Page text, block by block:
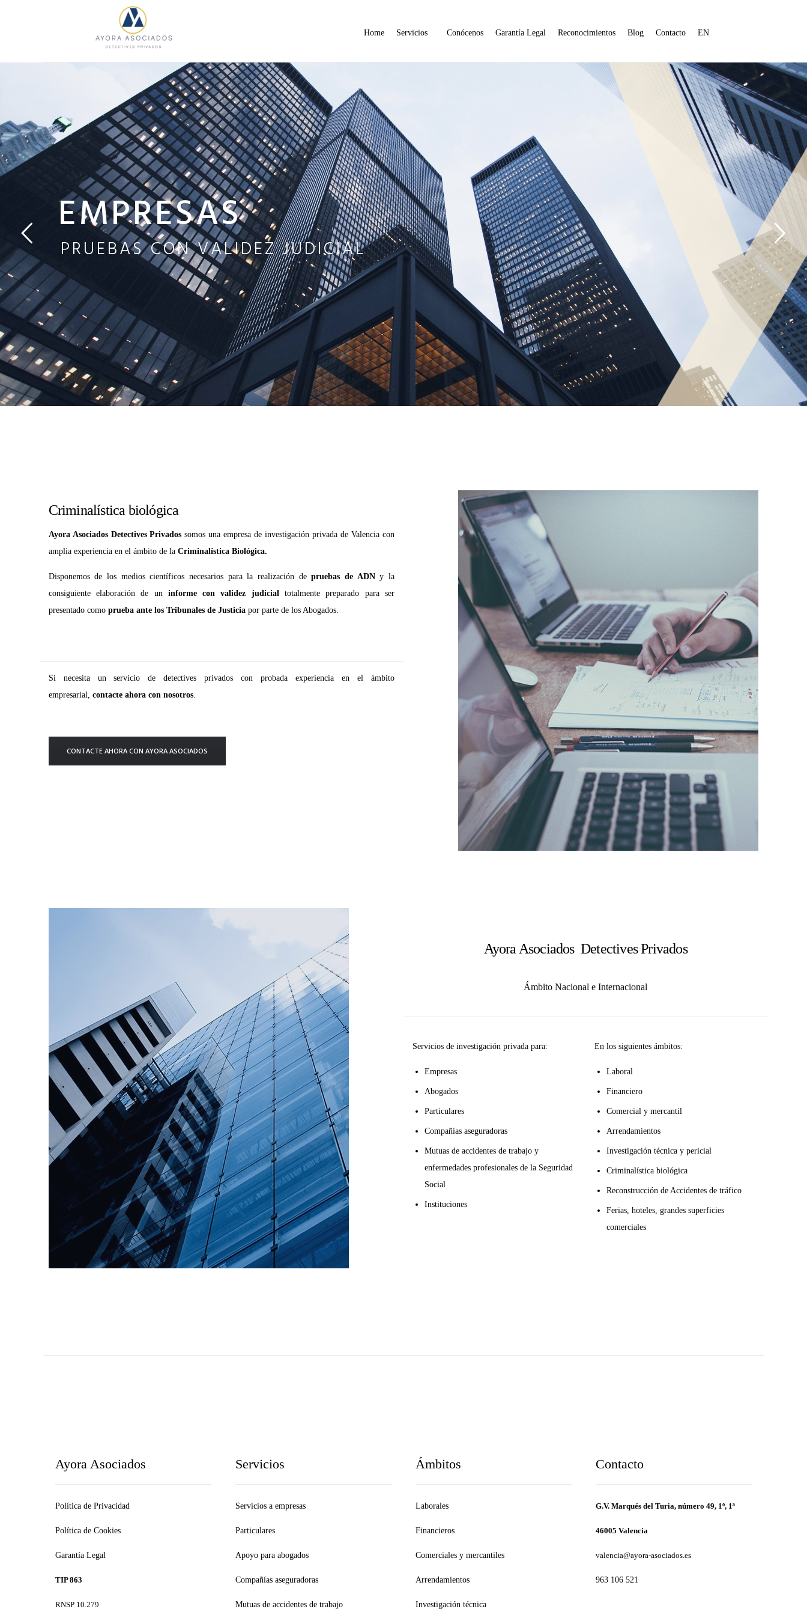
Home Servicios Conócenos Garantía Legal Reconocimientos Blog Contacto EN
EMPRESAS
PRUEBAS CON VALIDEZ JUDICIAL
Criminalística biológica
Ayora Asociados Detectives Privadossomos una empresa de investigación privada de Valencia con
amplia experiencia en el ámbito de laCriminalística Biológica.
Disponemos de los medios científicos necesarios para la realización depruebas de ADNy la
consiguiente elaboración de un informe con validez judicialtotalmente preparado para ser
presentado como prueba ante los Tribunales de Justiciapor parte de los Abogados.
Si necesita un servicio de detectives privados con probada experiencia en el ámbito
empresarial, contacte ahora con nosotros.
CONTACTE AHORA CON AYORA ASOCIADOS
Ayora Asociados Detectives Privados
Ámbito Nacional e Internacional
Servicios de investigación privada para:
Empresas
Abogados
Particulares
Compañías aseguradoras
Mutuas de accidentes de trabajo y
enfermedades profesionales de la Seguridad
Social
Instituciones
En los siguientes ámbitos:
Laboral
Financiero
Comercial y mercantil
Arrendamientos
Investigación técnicay pericial
Criminalística biológica
Reconstrucción de Accidentes de tráfico
Ferias, hoteles, grandes superficies
comerciales
Ayora Asociados
Política de Privacidad
Política de Cookies
Garantía Legal
TIP 863
RNSP 10.279
Servicios
Servicios a empresas
Particulares
Apoyo para abogados
Compañías aseguradoras
Mutuas de accidentes de trabajo
Ámbitos
Laborales
Financieros
Comerciales y mercantiles
Arrendamientos
Investigación técnica
Contacto
G.V. Marqués del Turia, número 49, 1º, 1ª
46005 Valencia
valencia@ayora-asociados.es
963 106 521